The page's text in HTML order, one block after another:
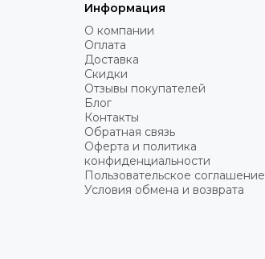
Информация
О компании
Оплата
Доставка
Скидки
Отзывы покупателей
Блог
Контакты
Обратная связь
Оферта и политика
конфиденциальности
Пользовательское соглашение
Условия обмена и возврата